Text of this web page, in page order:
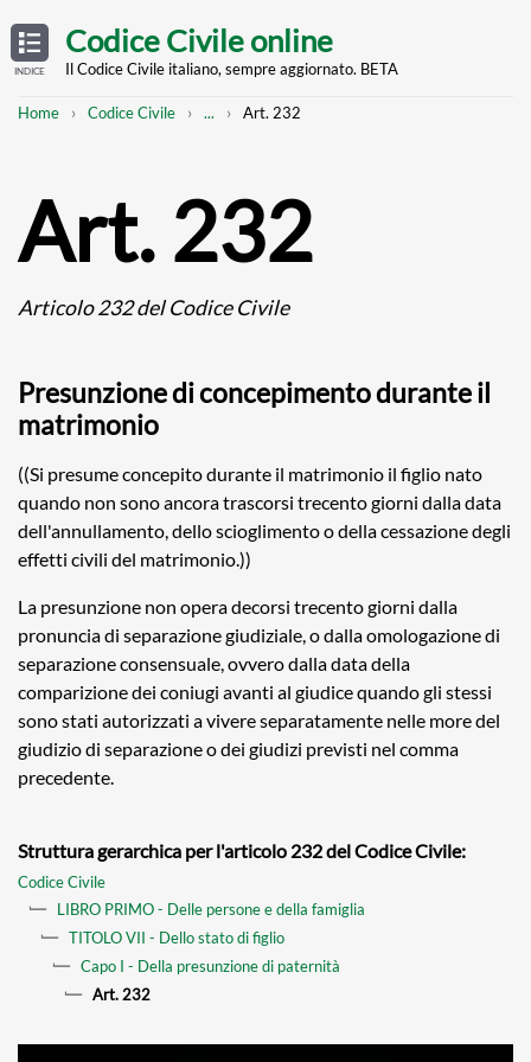
TABLE
OF
CONTENTS
INDICE
main
Codice Civile online
Il Codice Civile italiano, sempre aggiornato. BETA
Breadcrumb
Home Codice Civile
Mostra
... Art. 232
Art. 232
Articolo 232 del Codice Civile
Presunzione di concepimento durante il
matrimonio
((Si presume concepito durante il matrimonio il figlio nato
quando non sono ancora trascorsi trecento giorni dalla data
dell'annullamento, dello scioglimento o della cessazione degli
effetti civili del matrimonio.))
La presunzione non opera decorsi trecento giorni dalla
pronuncia di separazione giudiziale, o dalla omologazione di
separazione consensuale, ovvero dalla data della
comparizione dei coniugi avanti al giudice quando gli stessi
sono stati autorizzati a vivere separatamente nelle more del
giudizio di separazione o dei giudizi previsti nel comma
precedente.
Struttura gerarchica per l'articolo 232 del Codice Civile:
Codice Civile
LIBRO PRIMO - Delle persone e della famiglia
TITOLO VII - Dello stato di figlio
Capo I - Della presunzione di paternità
Art. 232